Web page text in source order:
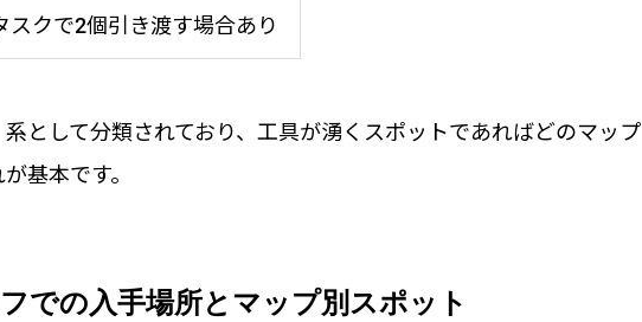
スクで2個引き渡す場合あり
として分類されており、工具が湧くスポットであればどのマップ
基本です。
での入手場所とマップ別スポット